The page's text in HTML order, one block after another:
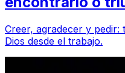
Creer, agradecer y
Dios desde el trabajo.